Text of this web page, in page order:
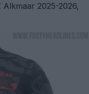
Alkmaar 2025-2026,